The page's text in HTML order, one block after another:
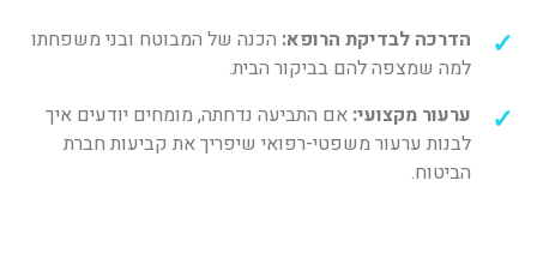
הדרכה לבדיקת הרופא: הכנה של המבוטח ובני משפחתו
למה שמצפה להם בביקור הבית.
ערעור מקצועי: אם התביעה נדחתה, מומחים יודעים איך
לבנות ערעור משפטי-רפואי שיפריך את קביעות חברת
הביטוח.